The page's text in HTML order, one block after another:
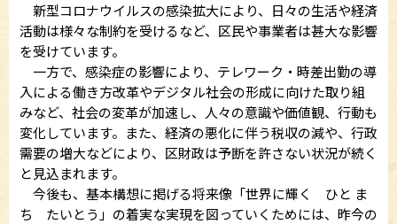
新型コロナウイルスの感染拡大により、日々の生活や経済
活動は様々な制約を受けるなど、区民や事業者は甚大な影響
を受けています。
一方で、感染症の影響により、テレワーク・時差出勤の導
入による働き方改革やデジタル社会の形成に向けた取り組
みなど、社会の変革が加速し、人々の意識や価値観、行動も
変化しています。また、経済の悪化に伴う税収の減や、行政
需要の増大などにより、区財政は予断を許さない状況が続く
と見込まれます。
今後も、基本構想に掲げる将来像「世界に輝く ひと ま
ち たいとう」の着実な実現を図っていくためには、昨今の